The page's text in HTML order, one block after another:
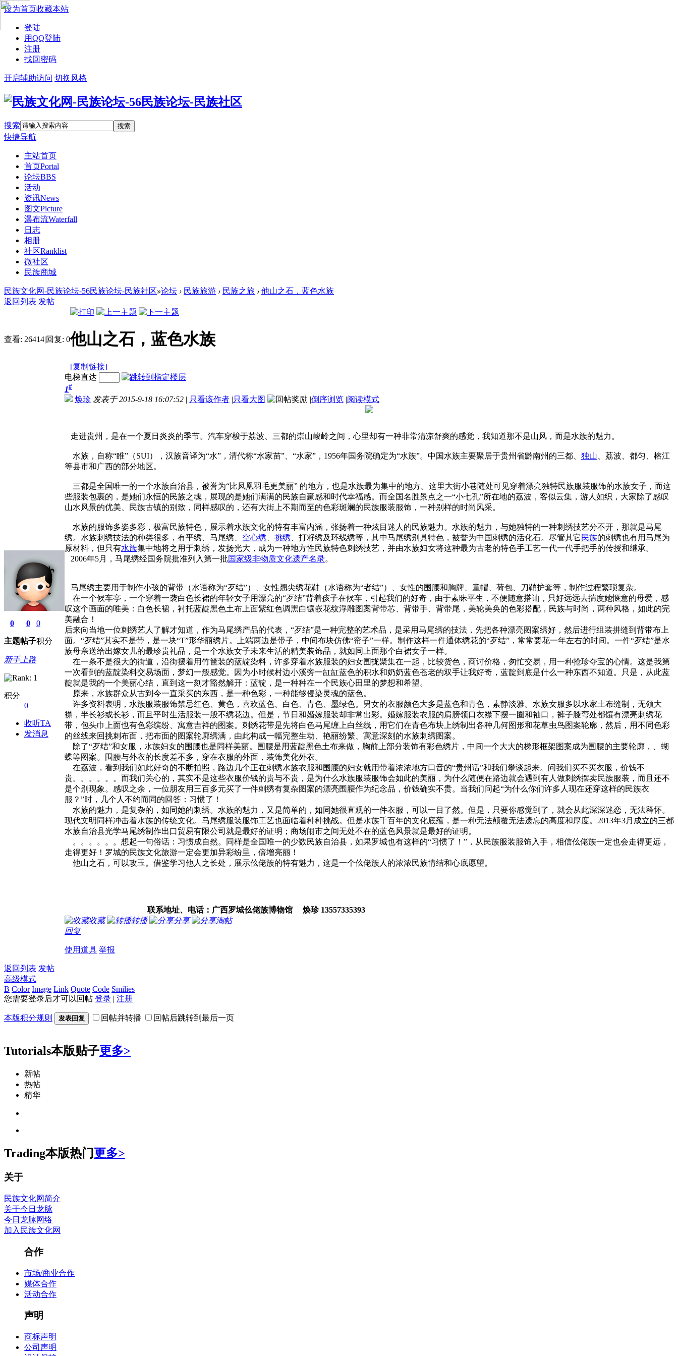
设为首页收藏本站
登陆
用QQ登陆
注册
找回密码
开启辅助访问 切换风格
搜索 搜索
快捷导航
主站首页
首页Portal
论坛BBS
活动
资讯News
图文Picture
瀑布流Waterfall
日志
相册
社区Ranklist
微社区
民族商城
民族文化网-民族论坛-56民族论坛-民族社区»论坛 › 民族旅游 › 民族之旅 › 他山之石，蓝色水族
返回列表 发帖
查看: 26414|回复: 0他山之石，蓝色水族
[复制链接]
0
主题
0
帖子
0
积分
新手上路
积分
0
收听TA
发消息
电梯直达
1#
焕珍 发表于 2015-9-18 16:07:52 | 只看该作者 |只看大图 |倒序浏览 |阅读模式
走进贵州，是在一个夏日炎炎的季节。汽车穿梭于荔波、三都的崇山峻岭之间，心里却有一种非常清凉舒爽的感觉，我知道那不是山风，而是水族的魅力。
水族，自称“睢”（SUI），汉族音译为“水”，清代称“水家苗”、“水家”，1956年国务院确定为“水族”。中国水族主要聚居于贵州省黔南州的三都、 独山 、荔波、都匀、榕江
等县市和广西的部分地区。
三都是全国唯一的一个水族自治县，被誉为“比凤凰羽毛更美丽” 的地方，也是水族最为集中的地方。这里大街小巷随处可见穿着漂亮独特民族服装服饰的水族女子，而这
些服装包裹的，是她们永恒的民族之魂，展现的是她们满满的民族自豪感和时代幸福感。而全国名胜景点之一“小七孔”所在地的荔波，客似云集，游人如织，大家除了感叹
山水风景的优美、民族古镇的别致，同样感叹的，还有大街上不期而至的色彩斑斓的民族服装服饰，一种别样的时尚风采。
水族的服饰多姿多彩，极富民族特色，展示着水族文化的特有丰富内涵，张扬着一种炫目迷人的民族魅力。水族的魅力，与她独特的一种刺绣技艺分不开，那就是马尾
绣。水族刺绣技法的种类很多，有平绣、马尾绣、 空心绣 挑绣 、打籽绣及环线绣等，其中马尾绣别具特色，被誉为中国刺绣的活化石。尽管其它 民族的刺绣也有用马尾为
原材料，但只有水族集中地将之用于刺绣，发扬光大，成为一种地方性民族特色刺绣技艺，并由水族妇女将这种最为古老的特色手工艺一代一代手把手的传授和继承。
2006年5月，马尾绣经国务院批准列入第一批国家级非物质文化遗产名录。
马尾绣主要用于制作小孩的背带（水语称为“歹结”）、女性翘尖绣花鞋（水语称为“者结”）、女性的围腰和胸牌、童帽、荷包、刀鞘护套等，制作过程繁琐复杂。
在一个候车亭，一个穿着一袭白色长裙的年轻女子用漂亮的“歹结”背着孩子在候车，引起我们的好奇，由于素昧平生，不便随意搭讪，只好远远去揣度她惬意的母爱，感
叹这个画面的唯美：白色长裙，衬托蓝靛黑色土布上面紫红色调黑白镶嵌花纹浮雕图案背带芯、背带手、背带尾，美轮美奂的色彩搭配，民族与时尚，两种风格，如此的完
美融合！
后来向当地一位刺绣艺人了解才知道，作为马尾绣产品的代表，“歹结”是一种完整的艺术品，是采用马尾绣的技法，先把各种漂亮图案绣好，然后进行组装拼缝到背带布上
面。“歹结”其实不是带，是一块“T”形华丽绣片。上端两边是带子，中间布块仿佛“帘子”一样。制作这样一件通体绣花的“歹结”，常常要花一年左右的时间。一件“歹结”是水
族母亲送给出嫁女儿的最珍贵礼品，是一个水族女子未来生活的精美装饰品，就如同上面那个白裙女子一样。
在一条不是很大的街道，沿街摆着用竹筐装的蓝靛染料，许多穿着水族服装的妇女围拢聚集在一起，比较货色，商讨价格，匆忙交易，用一种抢珍夺宝的心情。这是我第
一次看到的蓝靛染料交易场面，梦幻一般感觉。因为小时候村边小溪旁一缸缸蓝色的积水和奶奶蓝色苍老的双手让我好奇，蓝靛到底是什么一种东西不知道。只是，从此蓝
靛就是我的一个美丽心结，直到这一刻才豁然解开：蓝靛，是一种种在一个民族心田里的梦想和希望。
原来，水族群众从古到今一直采买的东西，是一种色彩，一种能够侵染灵魂的蓝色。
许多资料表明，水族服装服饰禁忌红色、黄色，喜欢蓝色、白色、青色、墨绿色。男女的衣服颜色大多是蓝色和青色，素静淡雅。水族女服多以水家土布缝制，无领大
襟，半长衫或长衫，而且平时生活服装一般不绣花边。但是，节日和婚嫁服装却非常出彩。婚嫁服装衣服的肩膀领口衣襟下摆一圈和袖口，裤子膝弯处都镶有漂亮刺绣花
带，包头巾上面也有色彩缤纷、寓意吉祥的图案。刺绣花带是先将白色马尾缠上白丝线，用它们在青色布块上绣制出各种几何图形和花草虫鸟图案轮廓，然后，用不同色彩
的丝线来回挑刺布面，把布面的图案轮廓绣满，由此构成一幅完整生动、艳丽纷繁、寓意深刻的水族刺绣图案。
除了“歹结”和女服，水族妇女的围腰也是同样美丽。围腰是用蓝靛黑色土布来做，胸前上部分装饰有彩色绣片，中间一个大大的梯形框架图案成为围腰的主要轮廓，、蝴
蝶等图案。围腰与外衣的长度差不多，穿在衣服的外面，装饰美化外衣。
在荔波，看到我们如此好奇的不断拍照，路边几个正在刺绣水族衣服和围腰的妇女就用带着浓浓地方口音的“贵州话”和我们攀谈起来。问我们买不买衣服，价钱不
贵。。。。。。而我们关心的，其实不是这些衣服价钱的贵与不贵，是为什么水族服装服饰会如此的美丽，为什么随便在路边就会遇到有人做刺绣摆卖民族服装，而且还不
是个别现象。感叹之余，一位朋友用三百多元买了一件刺绣有复杂图案的漂亮围腰作为纪念品，价钱确实不贵。当我们问起“为什么你们许多人现在还穿这样的民族衣
服？”时，几个人不约而同的回答：习惯了！
水族的魅力，是复杂的，如同她的刺绣。水族的魅力，又是简单的，如同她很直观的一件衣服，可以一目了然。但是，只要你感觉到了，就会从此深深迷恋，无法释怀。
现代文明同样冲击着水族的传统文化。马尾绣服装服饰工艺也面临着种种挑战。但是水族千百年的文化底蕴，是一种无法颠覆无法遗忘的高度和厚度。 2013年3月成立的三都
水族自治县光学马尾绣制作出口贸易有限公司就是最好的证明；商场闹市之间无处不在的蓝色风景就是最好的证明。
。。。。。。想起一句俗话：习惯成自然。同样是全国唯一的少数民族自治县，如果罗城也有这样的“习惯了！”，从民族服装服饰入手，相信仫佬族一定也会走得更远，
走得更好！罗城的民族文化旅游一定会更加异彩纷呈，倍增亮丽！
他山之石，可以攻玉。借鉴学习他人之长处，展示仫佬族的特有魅力，这是一个仫佬族人的浓浓民族情结和心底愿望。
联系地址、电话：广西罗城仫佬族博物馆 焕珍13557335393
收藏
转播 分享
淘帖
回复
使用道具 举报
返回列表 发帖
高级模式
B Color Image Link Quote Code Smilies
您需要登录后才可以回帖 登录 | 注册
本版积分规则 发表回复 回帖并转播 回帖后跳转到最后一页
Tutorials本版贴子更多>
新帖
热帖
精华
Trading本版热门更多>
关于
民族文化网简介
关于今日龙脉
今日龙脉网络
加入民族文化网
合作
市场/商业合作
媒体合作
活动合作
声明
商标声明
公司声明